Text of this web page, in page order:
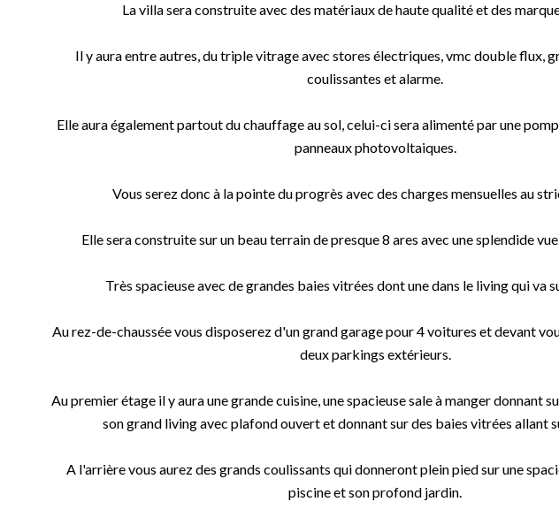
La villa sera construite avec des matériaux de haute qualité et des
Il y aura entre autres, du triple vitrage avec stores électriques, vmc double flux,
coulissantes et alarme.
Elle aura également partout du chauffage au sol, celui-ci sera alimenté par une
panneaux photovoltaiques.
Vous serez donc à la pointe du progrès avec des charges mensuelles au
Elle sera construite sur un beau terrain de presque 8 ares avec une splendide
Très spacieuse avec de grandes baies vitrées dont une dans le living qui va
Au rez-de-chaussée vous disposerez d'un grand garage pour 4 voitures et devant
deux parkings extérieurs.
Au premier étage il y aura une grande cuisine, une spacieuse sale à manger donnant
son grand living avec plafond ouvert et donnant sur des baies vitrées allant
A l'arrière vous aurez des grands coulissants qui donneront plein pied sur une
piscine et son profond jardin.